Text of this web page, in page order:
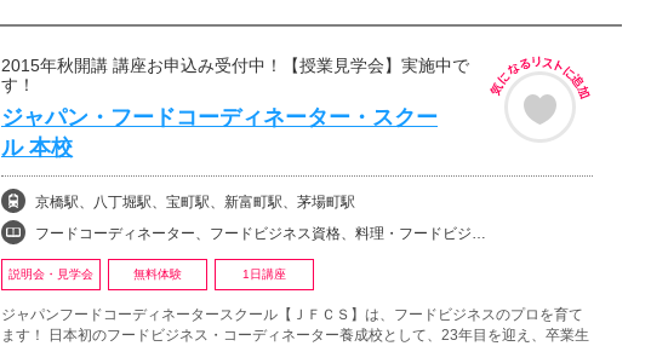
2015年秋開講 講座お申込み受付中！【授業見学会】実施中で
す！
ジャパン・フードコーディネーター・スクー
ル 本校
京橋駅、八丁堀駅、宝町駅、新富町駅、茅場町駅
フードコーディネーター、フードビジネス資格、料理・フードビジネスその他
説明会・見学会 無料体験 1日講座
ジャパンフードコーディネータースクール【ＪＦＣＳ】は、フードビジネスのプロを育て
ます！ 日本初のフードビジネス・コーディネーター養成校として、23年目を迎え、卒業生